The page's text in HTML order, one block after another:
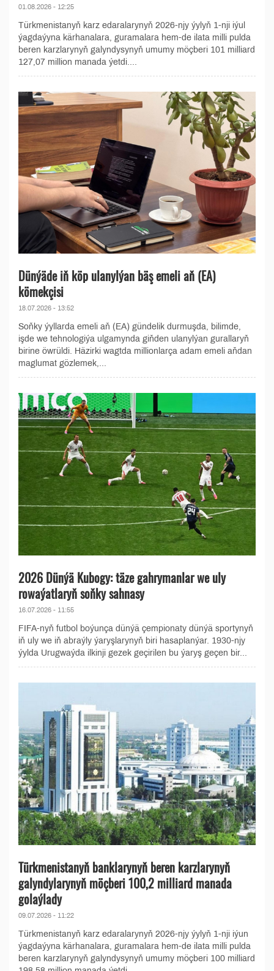
01.08.2026 - 12:25
Türkmenistanyň karz edaralarynyň 2026-njy ýylyň 1-nji iýul
ýagdaýyna kärhanalara, guramalara hem-de ilata milli pulda
beren karzlarynyň galyndysynyň umumy möçberi 101 milliard
127,07 million manada ýetdi....
Dünýäde iň köp ulanylýan bäş emeli aň (EA)
kömekçisi
18.07.2026 - 13:52
Soňky ýyllarda emeli aň (EA) gündelik durmuşda, bilimde,
işde we tehnologiýa ulgamynda giňden ulanylýan gurallaryň
birine öwrüldi. Häzirki wagtda millionlarça adam emeli aňdan
maglumat gözlemek,...
2026 Dünýä Kubogy: täze gahrymanlar we uly
rowaýatlaryň soňky sahnasy
16.07.2026 - 11:55
FIFA-nyň futbol boýunça dünýä çempionaty dünýä sportynyň
iň uly we iň abraýly ýaryşlarynyň biri hasaplanýar. 1930-njy
ýylda Urugwaýda ilkinji gezek geçirilen bu ýaryş geçen bir...
Türkmenistanyň banklarynyň beren karzlarynyň
galyndylarynyň möçberi 100,2 milliard manada
golaýlady
09.07.2026 - 11:22
Türkmenistanyň karz edaralarynyň 2026-njy ýylyň 1-nji iýun
ýagdaýyna kärhanalara, guramalara hem-de ilata milli pulda
beren karzlarynyň galyndysynyň umumy möçberi 100 milliard